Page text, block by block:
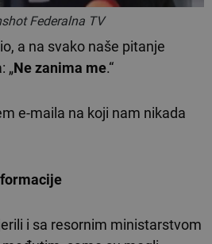
Federalna TV
a na svako naše pitanje
„Ne zanima me.“
e-maila na koji nam nikada
i sa resornim ministarstvom